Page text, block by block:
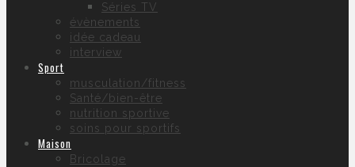
Séries TV
évènements
idée cadeau
interview
Sport
musculation/fitness
Santé/bien-être
nutrition sportive
soins pour sportifs
Maison
Bricolage